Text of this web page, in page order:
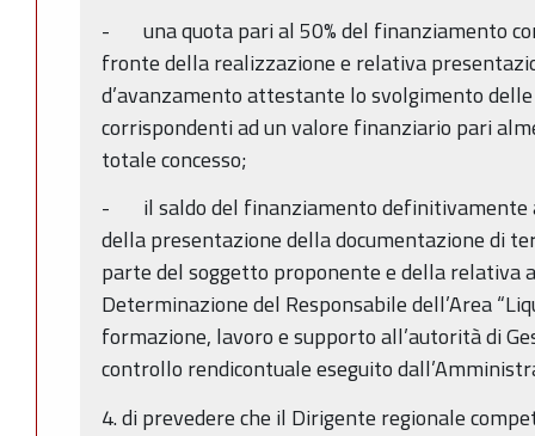
- una quota pari al 50% del finanziamento
fronte della realizzazione e relativa
d’avanzamento attestante lo svolgimento
corrispondenti ad un valore finanziario pari
totale concesso;
- il saldo del finanziamento definitivamente
della presentazione della documentazione di
parte del soggetto proponente e della relativa
Determinazione del Responsabile dell’Area
formazione, lavoro e supporto all’autorità di
controllo rendicontuale eseguito
4. di prevedere che il Dirigente regionale